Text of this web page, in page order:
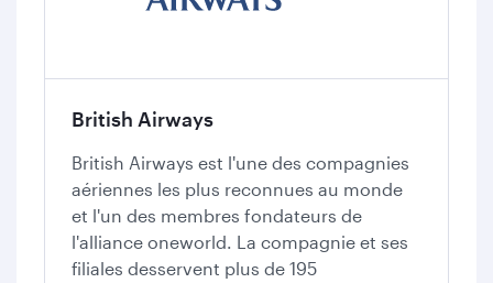
British Airways
British Airways est l'une des compagnies
aériennes les plus reconnues au monde
et l'un des membres fondateurs de
l'alliance oneworld. La compagnie et ses
filiales desservent plus de 195